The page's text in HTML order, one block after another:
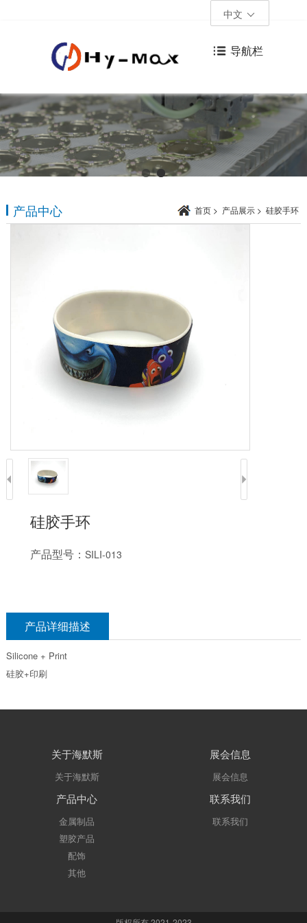
中文
导航栏
产品中心 首页 > 产品展示 > 硅胶手环
硅胶手环
产品型号：SILI-013
产品详细描述
Silicone + Print
硅胶+印刷
关于海默斯
关于海默斯
展会信息
展会信息
产品中心
金属制品
塑胶产品
配饰
其他
联系我们
联系我们